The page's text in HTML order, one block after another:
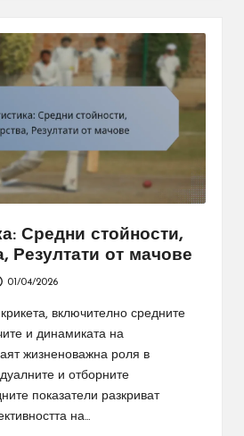
Средни стойности,
Резултати от мачове
01/04/2026
включително средните
и динамиката на
жизненоважна роля в
и отборните
показатели разкриват
на…